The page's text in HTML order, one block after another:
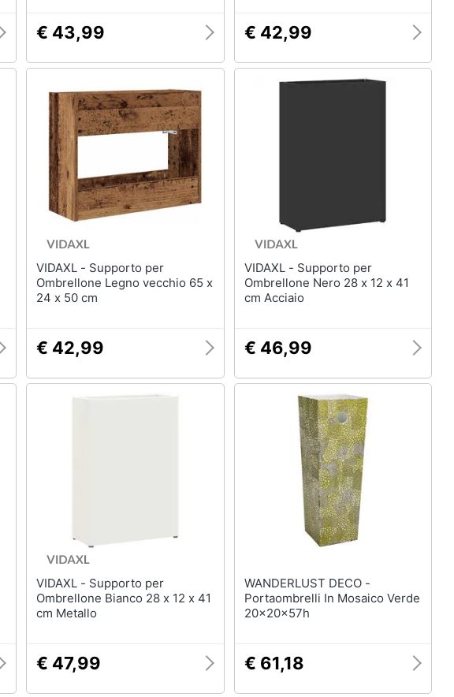
€ 43,99 € 42,99
VIDAXL - Supporto per
Ombrellone Legno vecchio 65 x
24 x 50 cm
€ 42,99
VIDAXL - Supporto per
Ombrellone Nero 28 x 12 x 41
cm Acciaio
€ 46,99
VIDAXL - Supporto per
Ombrellone Bianco 28 x 12 x 41
cm Metallo
€ 47,99
WANDERLUST DECO -
Portaombrelli In Mosaico Verde
20x20x57h
€ 61,18